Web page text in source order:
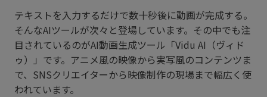
テキストを入力するだけで数十秒後に動画が完成する。
そんなAIツールが次々と登場しています。その中でも注
目されているのがAI動画生成ツール「Vidu AI（ヴィド
ゥ）」です。アニメ風の映像から実写風のコンテンツま
で、SNSクリエイターから映像制作の現場まで幅広く使
われています。